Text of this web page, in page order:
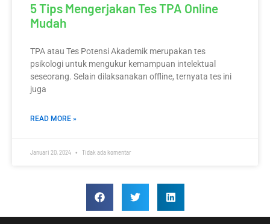
5 Tips Mengerjakan Tes TPA Online
Mudah
TPA atau Tes Potensi Akademik merupakan tes
psikologi untuk mengukur kemampuan intelektual
seseorang. Selain dilaksanakan offline, ternyata tes ini
juga
READ MORE »
Januari 20, 2024 Tidak ada komentar